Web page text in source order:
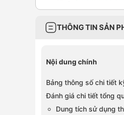
THÔNG TIN SẢN
Nội dung chính
Bảng thông số chi tiết
Đánh giá chi tiết tổng
Dung tích sử dụng